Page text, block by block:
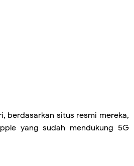
berdasarkan situs resmi mereka,
yang sudah mendukung 5G